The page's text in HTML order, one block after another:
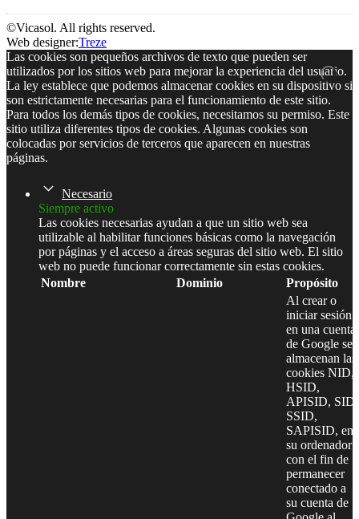
©Vicasol. All rights reserved.
Web designer:Treze
Las cookies son pequeños archivos de texto que pueden ser
utilizados por los sitios web para mejorar la experiencia del usuario.
La ley establece que podemos almacenar cookies en su dispositivo si
son estrictamente necesarias para el funcionamiento de este sitio.
Para todos los demás tipos de cookies, necesitamos su permiso. Este
sitio utiliza diferentes tipos de cookies. Algunas cookies son
colocadas por servicios de terceros que aparecen en nuestras
páginas.
Necesario
Siempre activo
Las cookies necesarias ayudan a que un sitio web sea
utilizable al habilitar funciones básicas como la navegación
por páginas y el acceso a áreas seguras del sitio web. El sitio
web no puede funcionar correctamente sin estas cookies.
Nombre
Dominio
Propósito
Al crear o
iniciar sesión
en una cuenta
de Google se
almacenan las
cookies NID,
HSID,
APISID, SID,
SSID,
SAPISID, en
su ordenador
con el fin de
permanecer
conectado a
su cuenta de